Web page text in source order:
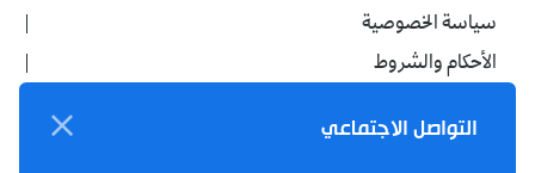
سياسة الخصوصية
الأحكام والشروط
اتصل بنا
التواصل الاجتماعي